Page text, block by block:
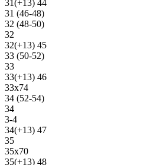
31(+13) 44
31 (46-48)
32 (48-50)
32
32(+13) 45
33 (50-52)
33
33(+13) 46
33х74
34 (52-54)
34
3-4
34(+13) 47
35
35х70
35(+13) 48